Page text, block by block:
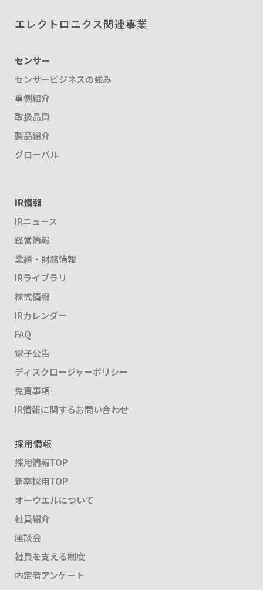
エレクトロニクス関連事業
センサー
センサービジネスの強み
事例紹介
取扱品目
製品紹介
グローバル
IR情報
IRニュース
経営情報
業績・財務情報
IRライブラリ
株式情報
IRカレンダー
FAQ
電子公告
ディスクロージャーポリシー
免責事項
IR情報に関するお問い合わせ
採用情報
採用情報TOP
新卒採用TOP
オーウエルについて
社員紹介
座談会
社員を支える制度
内定者アンケート